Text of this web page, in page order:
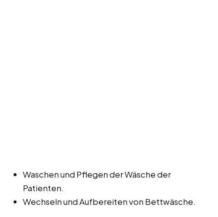
Waschen und Pflegen der Wäsche der
Patienten.
Wechseln und Aufbereiten von Bettwäsche.